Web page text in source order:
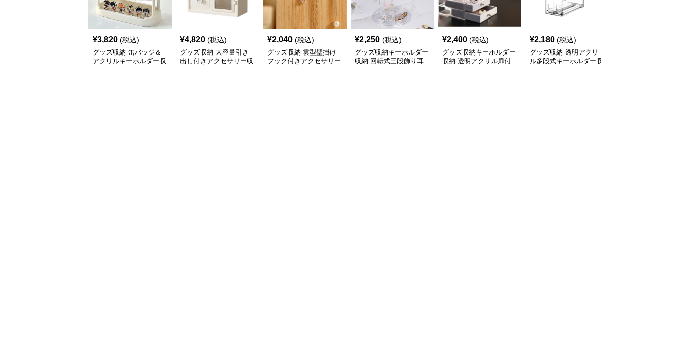
¥3,820 (税込)
グッズ収納 缶バッジ＆
アクリルキーホルダー収
¥4,820 (税込)
グッズ収納 大容量引き
出し付きアクセサリー収
¥2,040 (税込)
グッズ収納 雲型壁掛け
フック付きアクセサリー
¥2,250 (税込)
グッズ収納キーホルダー
収納 回転式三段飾り耳
¥2,400 (税込)
グッズ収納キーホルダー
収納 透明アクリル扉付
¥2,180 (税込)
グッズ収納 透明アクリ
ル多段式キーホルダー収